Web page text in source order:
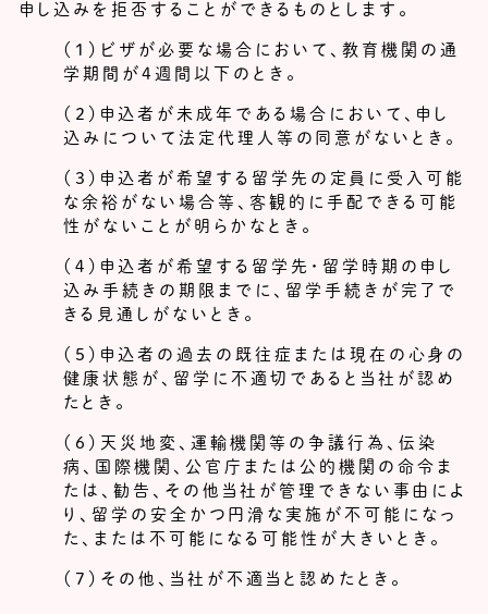
申し込みを拒否することができるものとします。
（１）ビザが必要な場合において、教育機関の通
学期間が4週間以下のとき。
（２）申込者が未成年である場合において、申し
込みについて法定代理人等の同意がないとき。
（３）申込者が希望する留学先の定員に受入可能
な余裕がない場合等、客観的に手配できる可能
性がないことが明らかなとき。
（４）申込者が希望する留学先・留学時期の申し
込み手続きの期限までに、留学手続きが完了で
きる見通しがないとき。
（５）申込者の過去の既往症または現在の心身の
健康状態が、留学に不適切であると当社が認め
たとき。
（６）天災地変、運輸機関等の争議行為、伝染
病、国際機関、公官庁または公的機関の命令ま
たは、勧告、その他当社が管理できない事由によ
り、留学の安全かつ円滑な実施が不可能になっ
た、または不可能になる可能性が大きいとき。
（７）その他、当社が不適当と認めたとき。